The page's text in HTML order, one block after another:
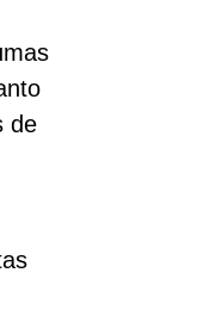
de